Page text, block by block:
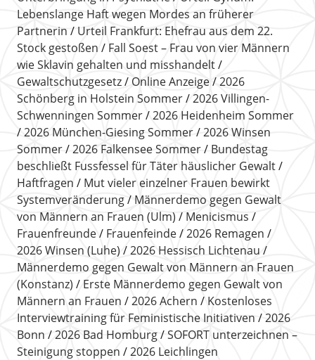
Lebenslange Haft wegen Mordes an früherer
Partnerin
Urteil Frankfurt: Ehefrau aus dem 22.
Stock gestoßen
Fall Soest – Frau von vier Männern
wie Sklavin gehalten und misshandelt
Gewaltschutzgesetz
Online Anzeige
2026
Schönberg in Holstein Sommer
2026 Villingen-
Schwenningen Sommer
2026 Heidenheim Sommer
2026 München-Giesing Sommer
2026 Winsen
Sommer
2026 Falkensee Sommer
Bundestag
beschließt Fussfessel für Täter häuslicher Gewalt
Haftfragen
Mut vieler einzelner Frauen bewirkt
Systemveränderung
Männerdemo gegen Gewalt
von Männern an Frauen (Ulm)
Menicismus
Frauenfreunde
Frauenfeinde
2026 Remagen
2026 Winsen (Luhe)
2026 Hessisch Lichtenau
Männerdemo gegen Gewalt von Männern an Frauen
(Konstanz)
Erste Männerdemo gegen Gewalt von
Männern an Frauen
2026 Achern
Kostenloses
Interviewtraining für Feministische Initiativen
2026
Bonn
2026 Bad Homburg
SOFORT unterzeichnen –
Steinigung stoppen
2026 Leichlingen